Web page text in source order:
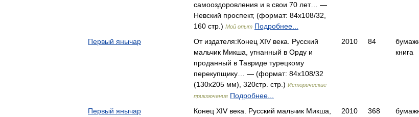
самооздоровления и в свои 70 лет… —
Невский проспект, (формат: 84x108/32,
160 стр.) Мой опыт Подробнее...
Первый янычар
От издателя:Конец XIV века. Русский
мальчик Микша, угнанный в Орду и
проданный в Тавриде турецкому
перекупщику… — (формат: 84x108/32
(130х205 мм), 320стр. стр.) Исторические
приключения Подробнее...
2010 84
книга
Первый янычар
Конец XIV века. Русский мальчик Микша,
2010 368